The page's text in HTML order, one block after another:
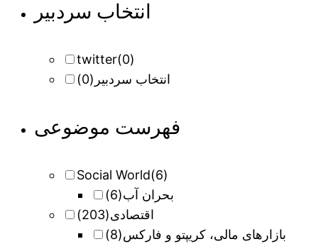
انتخاب سردبیر
twitter(0)
انتخاب سردبیر (0)
فهرست موضوعی
Social World(6)
بحران آب(6)
اقتصادی(203)
بازارهای مالی، کریپتو و فارکس(8)